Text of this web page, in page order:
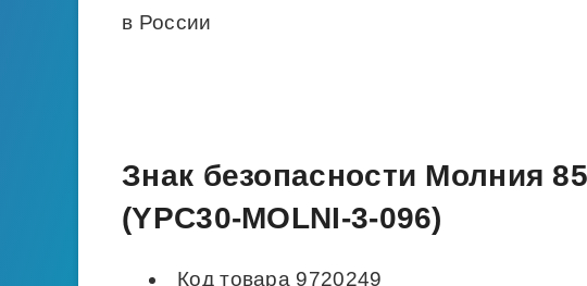
в России
Знак безопасности Молния
(YPC30-MOLNI-3-096)
Код товара 9720249